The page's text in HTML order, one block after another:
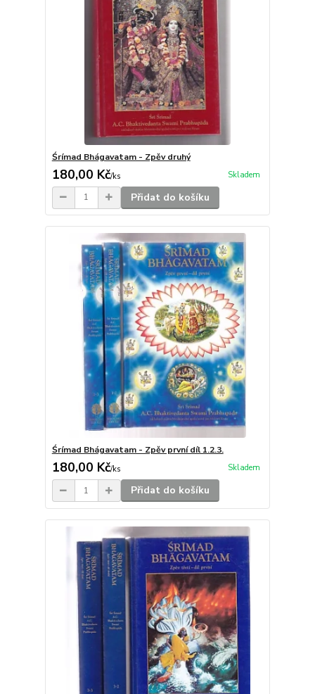
Śrímad Bhágavatam - Zpěv druhý
180,00 Kč/ks Skladem
Přidat do košíku
Śrímad Bhágavatam - Zpěv první díl 1.2.3.
180,00 Kč/ks Skladem
Přidat do košíku